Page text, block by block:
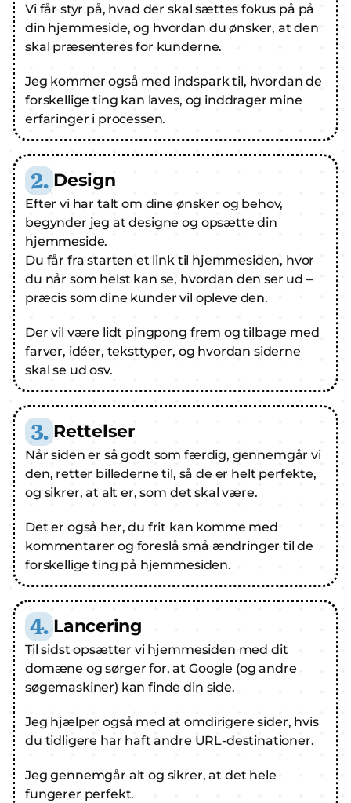
Vi får styr på, hvad der skal sættes fokus på på
din hjemmeside, og hvordan du ønsker, at den
skal præsenteres for kunderne.
Jeg kommer også med indspark til, hvordan de
forskellige ting kan laves, og inddrager mine
erfaringer i processen.
2. Design
Efter vi har talt om dine ønsker og behov,
begynder jeg at designe og opsætte din
hjemmeside.
Du får fra starten et link til hjemmesiden, hvor
du når som helst kan se, hvordan den ser ud –
præcis som dine kunder vil opleve den.
Der vil være lidt pingpong frem og tilbage med
farver, idéer, teksttyper, og hvordan siderne
skal se ud osv.
3. Rettelser
Når siden er så godt som færdig, gennemgår vi
den, retter billederne til, så de er helt perfekte,
og sikrer, at alt er, som det skal være.
Det er også her, du frit kan komme med
kommentarer og foreslå små ændringer til de
forskellige ting på hjemmesiden.
4. Lancering
Til sidst opsætter vi hjemmesiden med dit
domæne og sørger for, at Google (og andre
søgemaskiner) kan finde din side.
Jeg hjælper også med at omdirigere sider, hvis
du tidligere har haft andre URL-destinationer.
Jeg gennemgår alt og sikrer, at det hele
fungerer perfekt.